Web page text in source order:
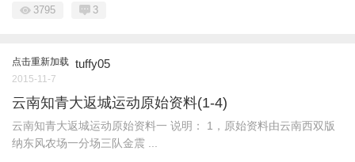
3795 3
点击重新加载 tuffy05
2015-11-7
云南知青大返城运动原始资料(1-4)
云南知青大返城运动原始资料一 说明： 1，原始资料由云南西双版
纳东风农场一分场三队金震 ...